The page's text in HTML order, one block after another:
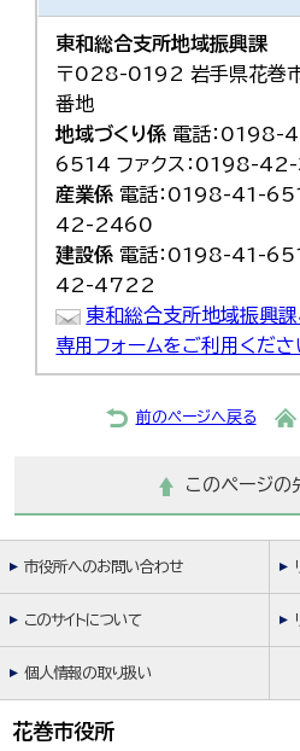
東和総合支所地域振興課
〒028-0192 岩手県花巻
番地
地域づくり係 電話：0198-
6514 ファクス：0198-42-
産業係 電話：0198-41-
42-2460
建設係 電話：0198-41-
42-4722
東和総合支所地域振興
専用フォームをご利用くださ
前のページへ戻る
このページの
市役所へのお問い合わせ
このサイトについて
個人情報の取り扱い
花巻市役所